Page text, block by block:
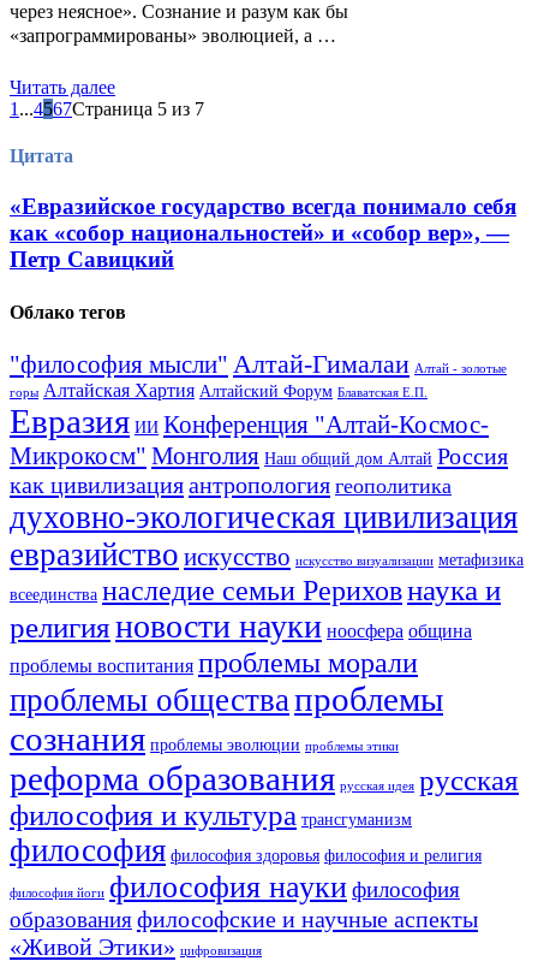
через неясное». Сознание и разум как бы
«запрограммированы» эволюцией, а …
Читать далее
1 ...4567Страница 5 из 7
Цитата
«Евразийское государство всегда понимало себя
как «собор национальностей» и «собор вер», —
Петр Савицкий
Облако тегов
"философия мысли" Алтай-Гималаи Алтай - золотые
горы Алтайская Хартия Алтайский Форум Блаватская Е.П.
Евразия ИИ Конференция "Алтай-Космос-
Микрокосм" Монголия Наш общий дом Алтай Россия
как цивилизацияантропология геополитика
духовно-экологическая цивилизация
евразийство искусство искусство визуализации метафизика
всеединства наследие семьи Рериховнаука и
религияновости науки ноосфера община
проблемы воспитания проблемы морали
проблемы общества проблемы
сознания проблемы эволюции проблемы этики
реформа образования русская идея русская
философия и культура трансгуманизм
философия философия здоровья философия и религия
философия йоги философия наукифилософия
образованияфилософские и научные аспекты
«Живой Этики» цифровизация